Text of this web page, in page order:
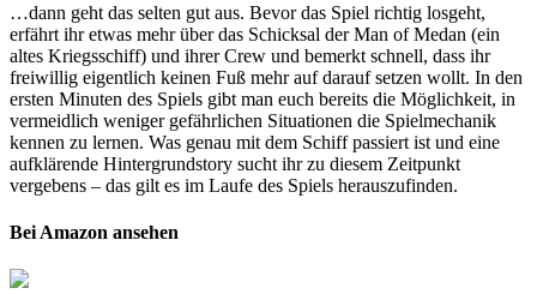
…dann geht das selten gut aus. Bevor das Spiel richtig losgeht,
erfährt ihr etwas mehr über das Schicksal der Man of Medan (ein
altes Kriegsschiff) und ihrer Crew und bemerkt schnell, dass ihr
freiwillig eigentlich keinen Fuß mehr auf darauf setzen wollt. In den
ersten Minuten des Spiels gibt man euch bereits die Möglichkeit, in
vermeidlich weniger gefährlichen Situationen die Spielmechanik
kennen zu lernen. Was genau mit dem Schiff passiert ist und eine
aufklärende Hintergrundstory sucht ihr zu diesem Zeitpunkt
vergebens – das gilt es im Laufe des Spiels herauszufinden.
Bei Amazon ansehen